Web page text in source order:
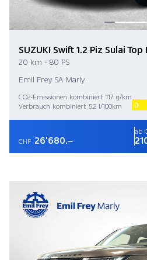
SUZUKI Swift 1.2 Piz Sulai
20 km - 80 PS
Emil Frey SA Marly
CO2-Emissionen kombiniert 117 g/km
Verbrauch kombiniert 5.2 l/100km
D
CHF 26'680.–
ab